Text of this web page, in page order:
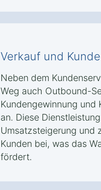
Verkauf und
Neben dem
Weg auch Outbound-
Kundengewinnung und
an. Diese
Umsatzsteigerung und
Kunden bei, was das
fördert.